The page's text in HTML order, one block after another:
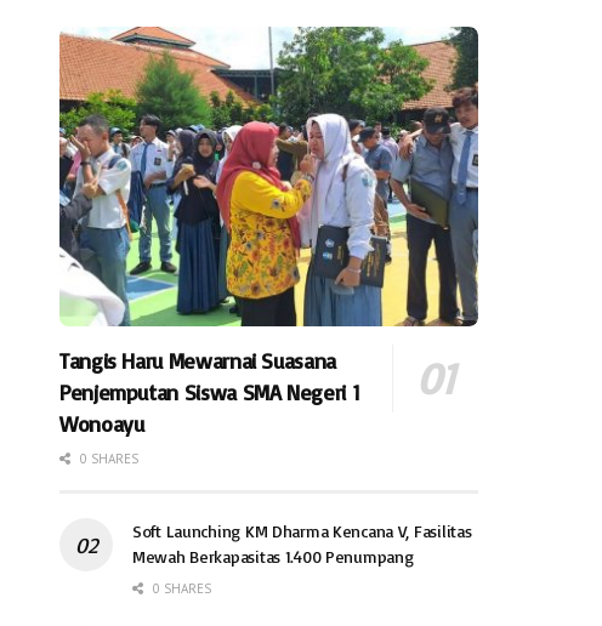
Tangis Haru Mewarnai Suasana
Penjemputan Siswa SMA Negeri 1
Wonoayu
0 SHARES
Soft Launching KM Dharma Kencana V, Fasilitas
Mewah Berkapasitas 1.400 Penumpang
0 SHARES